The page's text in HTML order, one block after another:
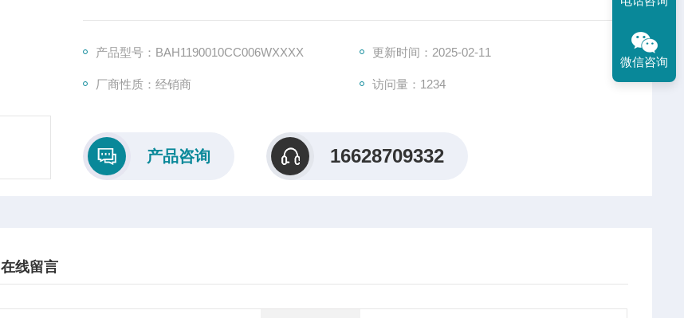
产品型号：BAH1190010CC006WXXXX
更新时间：2025-02-11
厂商性质：经销商 访问量：1234
产品咨询 16628709332
在线留言
微信咨询